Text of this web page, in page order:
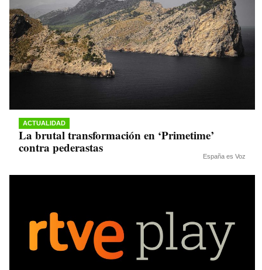
ACTUALIDAD
La brutal transformación en ‘Primetime’
contra pederastas
España es Voz